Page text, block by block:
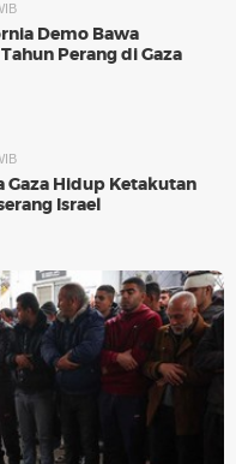
Demo Bawa
Perang di Gaza
Gaza Hidup Ketakutan
Israel